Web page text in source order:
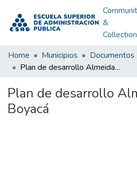
&
Home Municipios
Documentos
Plan de desarrollo Almeida - Boyacá
Plan de desarrollo
Boyacá